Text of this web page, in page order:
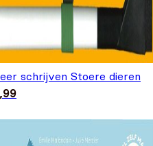
schrijven Stoere dieren